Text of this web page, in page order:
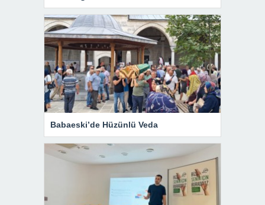
Babaeski’de Hüzünlü Veda